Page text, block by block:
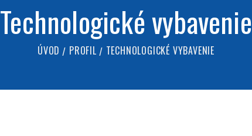
Technologické vybavenie
ÚVOD PROFIL TECHNOLOGICKÉ VYBAVENIE